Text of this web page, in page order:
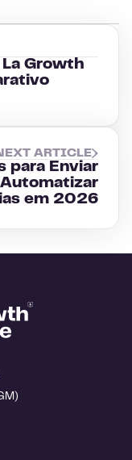
La Growth
ARTICLE
para Enviar
em 2026